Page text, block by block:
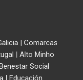
| Comarcas
| Alto Minho
Social
| Educación